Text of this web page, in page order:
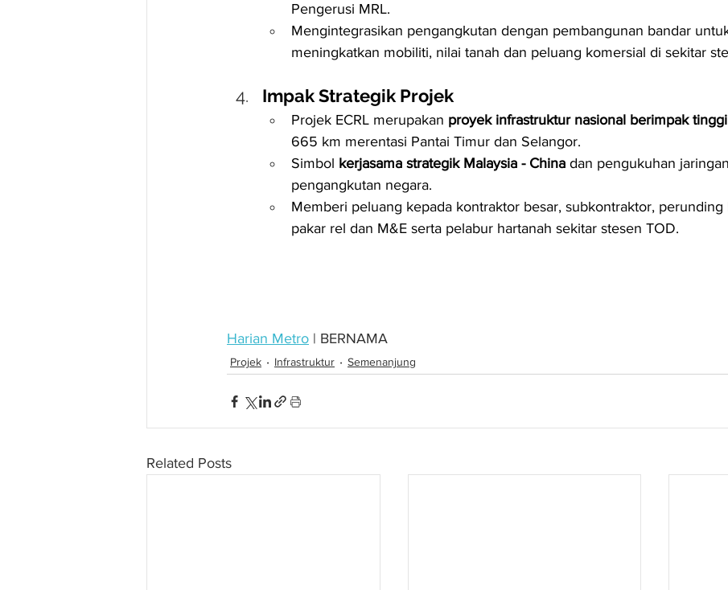
Pengerusi MRL.
Mengintegrasikan pengangkutan dengan pembangunan bandar
meningkatkan mobiliti, nilai tanah dan peluang komersial di sekitar
Impak Strategik Projek
Projek ECRL merupakan proyek infrastruktur nasional berimpak tinggi
665 km merentasi Pantai Timur dan Selangor.
Simbol kerjasama strategik Malaysia - China dan pengukuhan jaringan
pengangkutan negara.
Memberi peluang kepada kontraktor besar, subkontraktor, perunding
pakar rel dan M&E serta pelabur hartanah sekitar stesen TOD.
Harian Metro | BERNAMA
Projek Infrastruktur Semenanjung
Related Posts